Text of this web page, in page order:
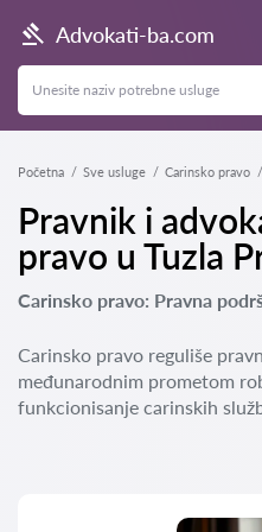
Advokati-ba.com
Početna Sve usluge Carinsko pravo
Pravnik i
pravo u Tuzla
Carinsko pravo: Pravna
Carinsko pravo reguliše
međunarodnim prometom
funkcionisanje carinskih